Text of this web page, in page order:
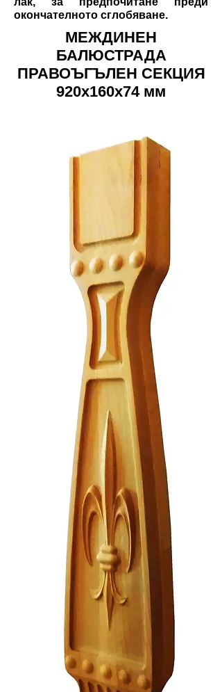
окончателното сглобяване.
МЕЖДИНЕН
БАЛЮСТРАДА
ПРАВОЪГЪЛЕН СЕКЦИЯ
920х160х74 мм